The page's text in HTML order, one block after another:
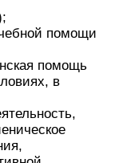
помощи
помощь
в